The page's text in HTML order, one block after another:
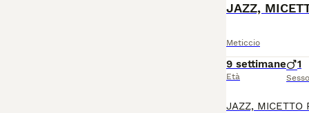
JAZZ,
Meticcio
9 settimane
Età
1
Sesso